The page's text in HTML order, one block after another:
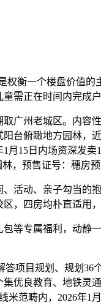
衡一个楼盘价值的
需正在时间内完成
州老城区。内容
台俯瞰地方园林
1月15日内场资深
，预售证号：穗房
动、亲子勾当的
，四房均朴直适用
专属福利，动静
项目规划、规划36
优良教育、地铁
范畴内，2026年1月